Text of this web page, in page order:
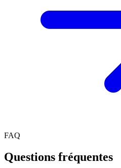
FAQ
Questions fréquentes